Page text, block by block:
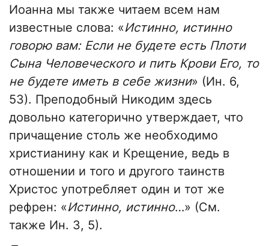
Иоанна мы также читаем всем нам
известные слова: «Истинно, истинно
говорю вам: Если не будете есть Плоти
Сына Человеческого и пить Крови Его, то
не будете иметь в себе жизни» (Ин. 6,
53). Преподобный Никодим здесь
довольно категорично утверждает, что
причащение столь же необходимо
христианину как и Крещение, ведь в
отношении и того и другого таинств
Христос употребляет один и тот же
рефрен: «Истинно, истинно…» (См.
также Ин. 3, 5).